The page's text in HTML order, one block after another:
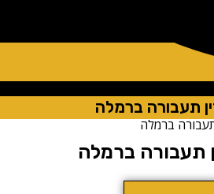
ברמלה
ברמלה
ברמלה